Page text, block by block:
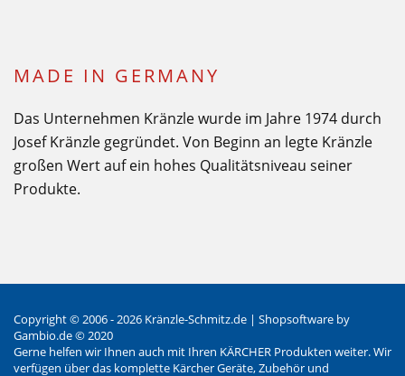
MADE IN GERMANY
Das Unternehmen Kränzle wurde im Jahre 1974 durch
Josef Kränzle gegründet. Von Beginn an legte Kränzle
großen Wert auf ein hohes Qualitätsniveau seiner
Produkte.
Copyright © 2006 - 2026 Kränzle-Schmitz.de | Shopsoftware by
Gambio.de © 2020
Gerne helfen wir Ihnen auch mit Ihren KÄRCHER Produkten weiter. Wir
verfügen über das komplette Kärcher Geräte, Zubehör und